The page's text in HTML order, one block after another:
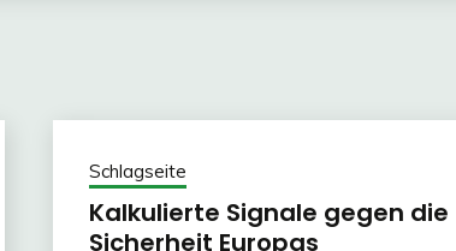
Schlagseite
Kalkulierte Signale gegen die
Sicherheit Europas